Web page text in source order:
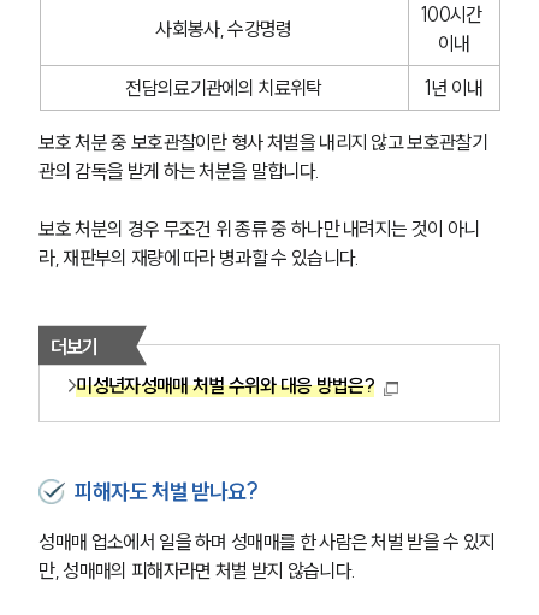
팀소개
대륜의 강점
오시는 길
글로벌 파트너 로펌
고객의 소리
통합검색
AI대륜
업무사례
고객후기
성범죄대응부 업무
전체
사회봉사, 수강명령
100시간
이내
전담의료기관에의 치료위탁
1년 이내
보호 처분 중 보호관찰이란 형사 처벌을 내리지 않고 보호관찰기
관의 감독을 받게 하는 처분을 말합니다.
보호 처분의 경우 무조건 위 종류 중 하나만 내려지는 것이 아니
라, 재판부의 재량에 따라 병과할 수 있습니다.
더보기
미성년자성매매 처벌 수위와 대응 방법은?
피해자도 처벌 받나요?
성매매 업소에서 일을 하며 성매매를 한 사람은 처벌 받을 수 있지
만, 성매매의 피해자라면 처벌 받지 않습니다.